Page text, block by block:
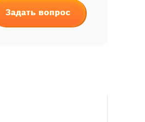
Задать вопрос